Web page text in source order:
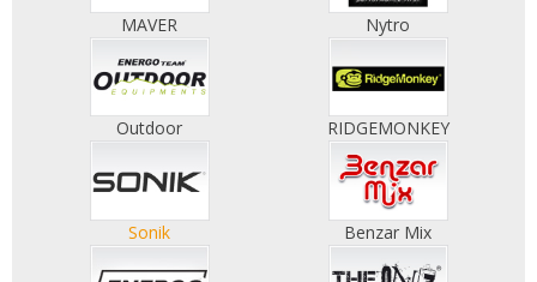
MAVER Nytro
Outdoor RIDGEMONKEY
Sonik Benzar Mix